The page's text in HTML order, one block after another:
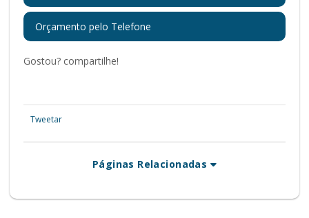
Orçamento pelo Telefone
Gostou? compartilhe!
Tweetar
Páginas Relacionadas